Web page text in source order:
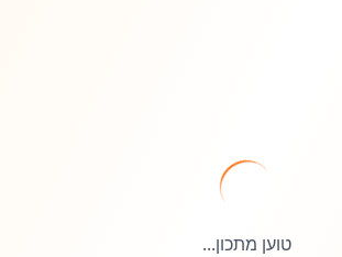
טוען מתכון...